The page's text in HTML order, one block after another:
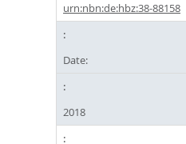
urn:nbn:de:hbz:38-88158
Date:
2018